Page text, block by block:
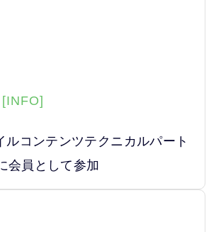
[INFO]
ルコンテンツテクニカルパート
会員として参加